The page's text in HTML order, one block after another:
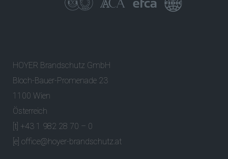
HOYER Brandschutz GmbH
Bloch-Bauer-Promenade 23
1100 Wien
Österreich
[t] +43 1 982 28 70 – 0
[e] office@hoyer-brandschutz.at